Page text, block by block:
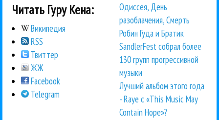
Читать Гуру Кена:
Википедия
RSS
Твиттер
ЖЖ
Facebook
Telegram
Одиссея, День
разоблачения, Смерть
Робин Гуда и Братик
SandlerFest собрал более
130 групп прогрессивной
музыки
Лучший альбом этого года
- Raye с «This Music May
Contain Hope»?